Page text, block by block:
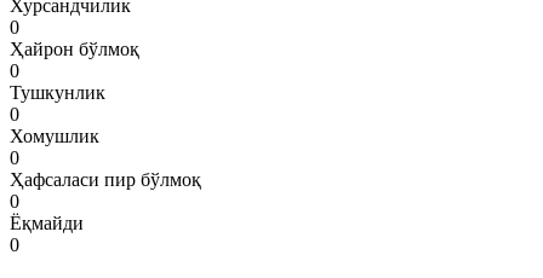
Хурсандчилик
0
Ҳайрон бўлмоқ
0
Тушкунлик
0
Хомушлик
0
Ҳафсаласи пир бўлмоқ
0
Ёқмайди
0